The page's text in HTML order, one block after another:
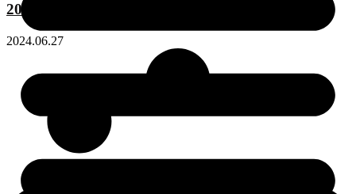
2024년 ‘머스트 플레이’ 스팀 무료 게임 추천 5개
2024.06.27